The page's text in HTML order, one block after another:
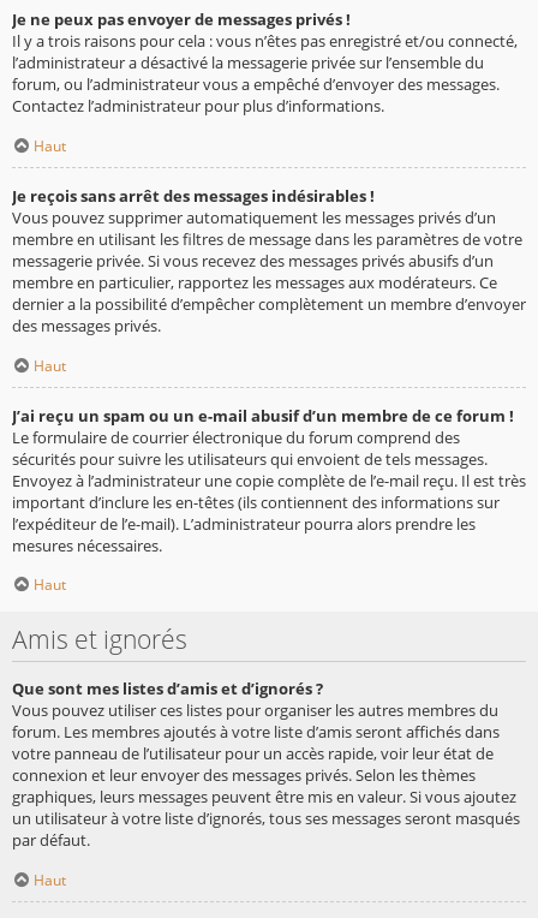
Je ne peux pas envoyer de messages privés !
Il y a trois raisons pour cela : vous n’êtes pas enregistré et/ou connecté,
l’administrateur a désactivé la messagerie privée sur l’ensemble du
forum, ou l’administrateur vous a empêché d’envoyer des messages.
Contactez l’administrateur pour plus d’informations.
Haut
Je reçois sans arrêt des messages indésirables !
Vous pouvez supprimer automatiquement les messages privés d’un
membre en utilisant les filtres de message dans les paramètres de votre
messagerie privée. Si vous recevez des messages privés abusifs d’un
membre en particulier, rapportez les messages aux modérateurs. Ce
dernier a la possibilité d’empêcher complètement un membre d’envoyer
des messages privés.
Haut
J’ai reçu un spam ou un e-mail abusif d’un membre de ce forum !
Le formulaire de courrier électronique du forum comprend des
sécurités pour suivre les utilisateurs qui envoient de tels messages.
Envoyez à l’administrateur une copie complète de l’e-mail reçu. Il est très
important d’inclure les en-têtes (ils contiennent des informations sur
l’expéditeur de l’e-mail). L’administrateur pourra alors prendre les
mesures nécessaires.
Haut
Amis et ignorés
Que sont mes listes d’amis et d’ignorés ?
Vous pouvez utiliser ces listes pour organiser les autres membres du
forum. Les membres ajoutés à votre liste d’amis seront affichés dans
votre panneau de l’utilisateur pour un accès rapide, voir leur état de
connexion et leur envoyer des messages privés. Selon les thèmes
graphiques, leurs messages peuvent être mis en valeur. Si vous ajoutez
un utilisateur à votre liste d’ignorés, tous ses messages seront masqués
par défaut.
Haut